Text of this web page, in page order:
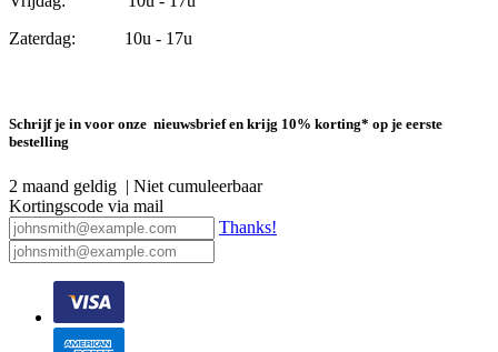
Zaterdag: 10u - 17u
Schrijf je in voor onze nieuwsbrief en krijg 10% korting* op je eerste
bestelling
2 maand geldig | Niet cumuleerbaar
Kortingscode via mail
Thanks!